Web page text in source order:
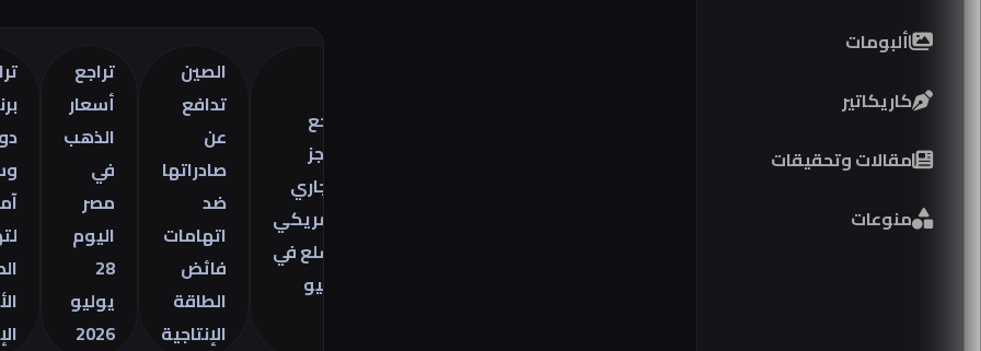
ألبومات
كاريكاتير
مقالات وتحقيقات
منوعات
الأمريكي
للسلع في
صادراتها
اتهامات
فائض
الطاقة
الإنتاجية
الذهب
في
اليوم
2026
تراجع
دولارات
لتهدئة
الإيراني